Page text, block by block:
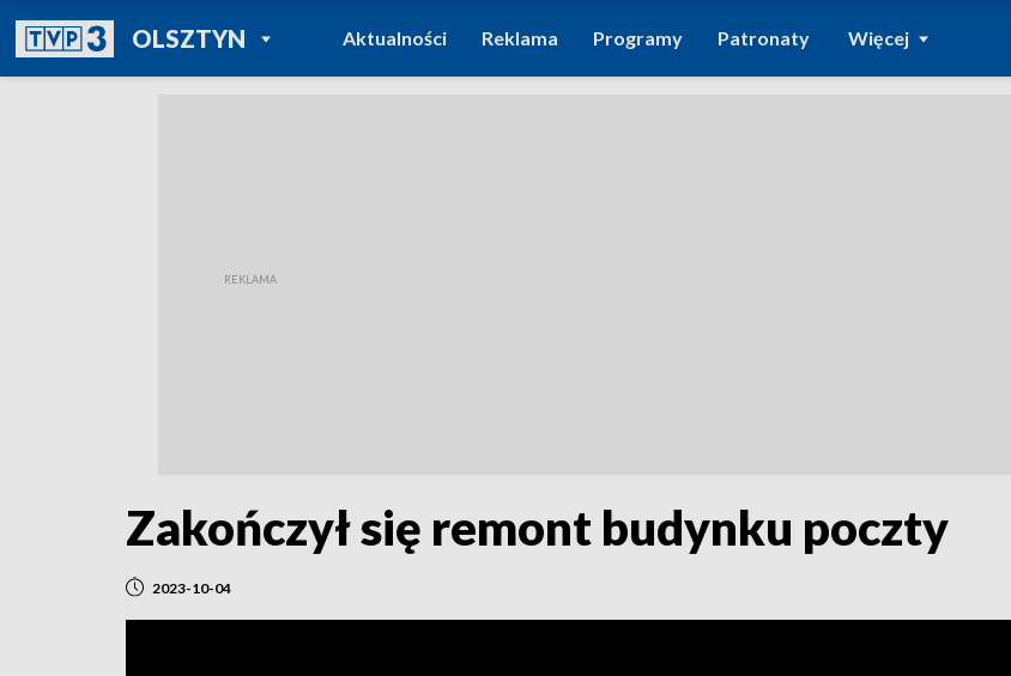
OLSZTYNPOWRÓT DO
TVP REGIONY
Aktualności Reklama Programy Patronaty Więcej
Zakończył się remont budynku poczty
2023-10-04